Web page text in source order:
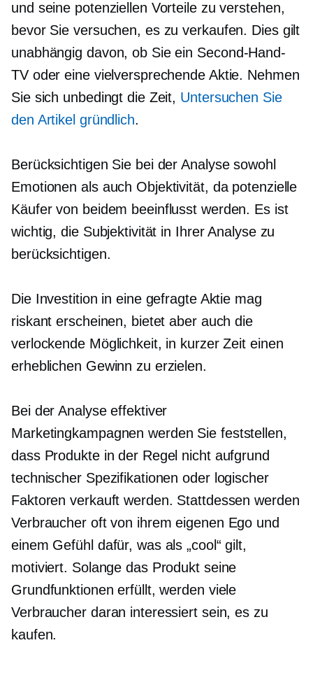
und seine potenziellen Vorteile zu verstehen,
bevor Sie versuchen, es zu verkaufen. Dies gilt
unabhängig davon, ob Sie ein Second-Hand-
TV oder eine vielversprechende Aktie. Nehmen
Sie sich unbedingt die Zeit, Untersuchen Sie
den Artikel gründlich.
Berücksichtigen Sie bei der Analyse sowohl
Emotionen als auch Objektivität, da potenzielle
Käufer von beidem beeinflusst werden. Es ist
wichtig, die Subjektivität in Ihrer Analyse zu
berücksichtigen.
Die Investition in eine gefragte Aktie mag
riskant erscheinen, bietet aber auch die
verlockende Möglichkeit, in kurzer Zeit einen
erheblichen Gewinn zu erzielen.
Bei der Analyse effektiver
Marketingkampagnen werden Sie feststellen,
dass Produkte in der Regel nicht aufgrund
technischer Spezifikationen oder logischer
Faktoren verkauft werden. Stattdessen werden
Verbraucher oft von ihrem eigenen Ego und
einem Gefühl dafür, was als „cool“ gilt,
motiviert. Solange das Produkt seine
Grundfunktionen erfüllt, werden viele
Verbraucher daran interessiert sein, es zu
kaufen.